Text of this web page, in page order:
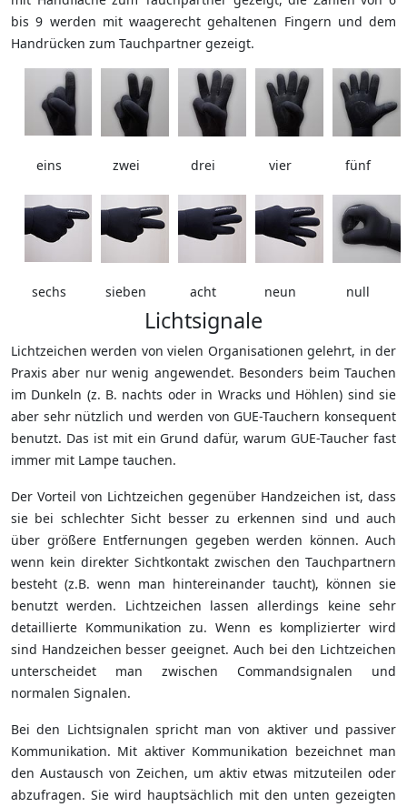
bis 9 werden mit waagerecht gehaltenen Fingern und dem
Handrücken zum Tauchpartner gezeigt.
eins zwei drei vier fünf
sechs sieben acht neun null
Lichtsignale
Lichtzeichen werden von vielen Organisationen gelehrt, in der
Praxis aber nur wenig angewendet. Besonders beim Tauchen
im Dunkeln (z. B. nachts oder in Wracks und Höhlen) sind sie
aber sehr nützlich und werden von GUE-Tauchern konsequent
benutzt. Das ist mit ein Grund dafür, warum GUE-Taucher fast
immer mit Lampe tauchen.
Der Vorteil von Lichtzeichen gegenüber Handzeichen ist, dass
sie bei schlechter Sicht besser zu erkennen sind und auch
über größere Entfernungen gegeben werden können. Auch
wenn kein direkter Sichtkontakt zwischen den Tauchpartnern
besteht (z.B. wenn man hintereinander taucht), können sie
benutzt werden. Lichtzeichen lassen allerdings keine sehr
detaillierte Kommunikation zu. Wenn es komplizierter wird
sind Handzeichen besser geeignet. Auch bei den Lichtzeichen
unterscheidet man zwischen Commandsignalen und
normalen Signalen.
Bei den Lichtsignalen spricht man von aktiver und passiver
Kommunikation. Mit aktiver Kommunikation bezeichnet man
den Austausch von Zeichen, um aktiv etwas mitzuteilen oder
abzufragen. Sie wird hauptsächlich mit den unten gezeigten